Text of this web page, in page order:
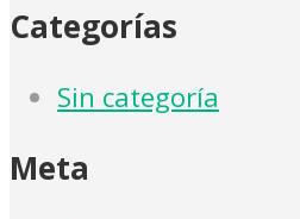
Categorías
Sin categoría
Meta